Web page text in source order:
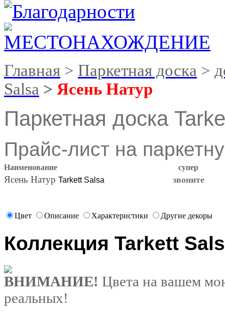
Главная > Паркетная доска >
Salsa > Ясень Натур
Паркетная доска
Прайс-лист на
Наименование супер
Ясень Натур Tarkett Salsa звоните
Цвет Описание Характеристики Другие декоры
Коллекция Tarkett
ВНИМАНИЕ! Цвета на вашем
реальных!